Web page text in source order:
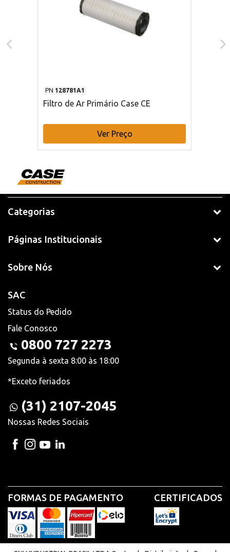
PN 128781A1
Filtro de Ar Primário Case CE
Ver Preço
Categorias
Páginas Institucionais
Sobre Nós
SAC
Status do Pedido
Fale Conosco
0800 727 2273
Segunda à sexta 8:00 às 18:00
*Exceto feriados
(31) 2107-2045
Nossas Redes Sociais
FORMAS DE PAGAMENTO CERTIFICADOS